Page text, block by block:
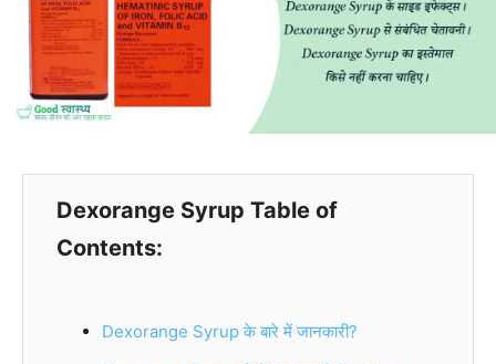
Dexorange Syrup Table of
Contents:
Dexorange Syrup के बारे में जानकारी?